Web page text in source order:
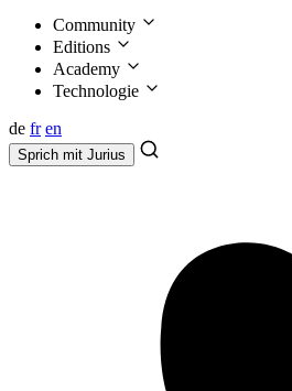
Community
Editions
Academy
Technologie
de fr en
Sprich mit Jurius